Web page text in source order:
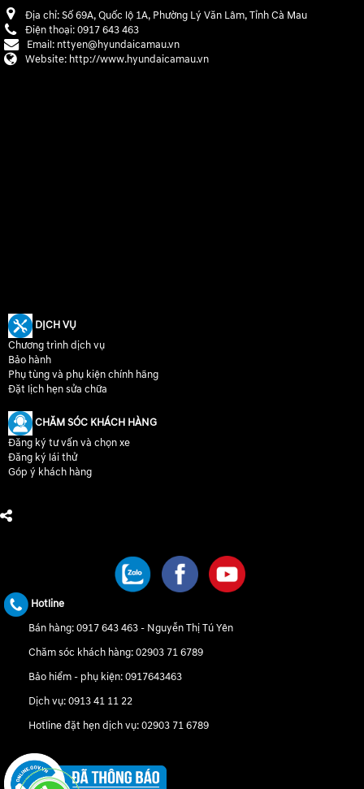
Địa chỉ:Số 69A, Quốc lộ 1A, Phường Lý Văn Lâm, Tỉnh Cà Mau
Điện thoại:0917 643 463
Email: nttyen@hyundaicamau.vn
Website: http://www.hyundaicamau.vn
DỊCH VỤ
Chương trình dịch vụ
Bảo hành
Phụ tùng và phụ kiện chính hãng
Đặt lịch hẹn sửa chữa
CHĂM SÓC KHÁCH HÀNG
Đăng ký tư vấn và chọn xe
Đăng ký lái thử
Góp ý khách hàng
Hotline
Bán hàng:0917 643 463 - Nguyễn Thị Tú Yên
Chăm sóc khách hàng:02903 71 6789
Bảo hiểm - phụ kiện:0917643463
Dịch vụ:0913 41 11 22
Hotline đặt hẹn dịch vụ:02903 71 6789